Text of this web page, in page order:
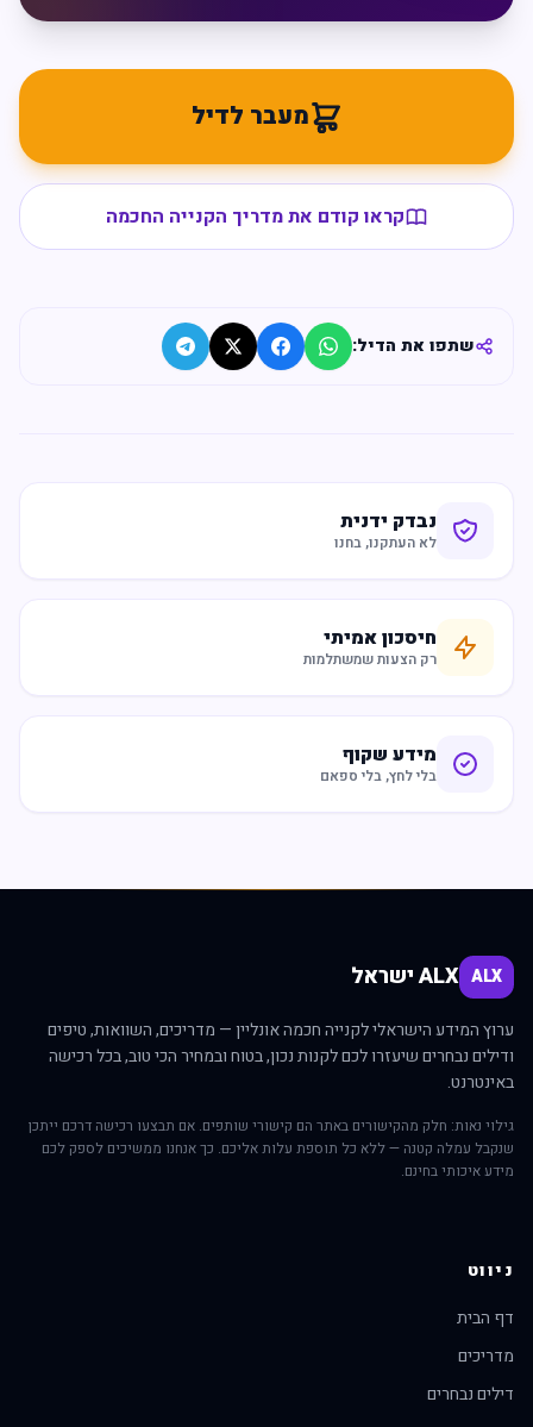
מעבר לדיל
קראו קודם את מדריך הקנייה החכמה
שתפו את הדיל:
נבדק ידנית
לא העתקנו, בחנו
חיסכון אמיתי
רק הצעות שמשתלמות
מידע שקוף
בלי לחץ, בלי ספאם
ALX ALX ישראל
ערוץ המידע הישראלי לקנייה חכמה אונליין — מדריכים, השוואות, טיפים
ודילים נבחרים שיעזרו לכם לקנות נכון, בטוח ובמחיר הכי טוב, בכל רכישה
באינטרנט.
גילוי נאות: חלק מהקישורים באתר הם קישורי שותפים. אם תבצעו רכישה דרכם ייתכן
שנקבל עמלה קטנה — ללא כל תוספת עלות אליכם. כך אנחנו ממשיכים לספק לכם
מידע איכותי בחינם.
ניווט
דף הבית
מדריכים
דילים נבחרים